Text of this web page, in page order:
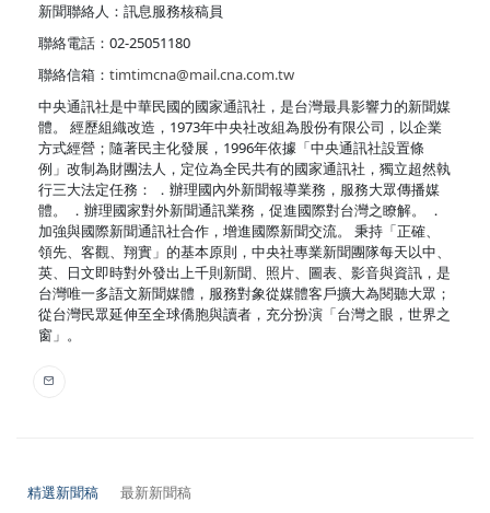
新聞聯絡人：訊息服務核稿員
聯絡電話：02-25051180
聯絡信箱： timtimcna@mail.cna.com.tw
中央通訊社是中華民國的國家通訊社，是台灣最具影響力的新聞媒
體。 經歷組織改造，1973年中央社改組為股份有限公司，以企業
方式經營；隨著民主化發展，1996年依據「中央通訊社設置條
例」改制為財團法人，定位為全民共有的國家通訊社，獨立超然執
行三大法定任務： ．辦理國內外新聞報導業務，服務大眾傳播媒
體。 ．辦理國家對外新聞通訊業務，促進國際對台灣之瞭解。 ．
加強與國際新聞通訊社合作，增進國際新聞交流。 秉持「正確、
領先、客觀、翔實」的基本原則，中央社專業新聞團隊每天以中、
英、日文即時對外發出上千則新聞、照片、圖表、影音與資訊，是
台灣唯一多語文新聞媒體，服務對象從媒體客戶擴大為閱聽大眾；
從台灣民眾延伸至全球僑胞與讀者，充分扮演「台灣之眼，世界之
窗」。
精選新聞稿 最新新聞稿